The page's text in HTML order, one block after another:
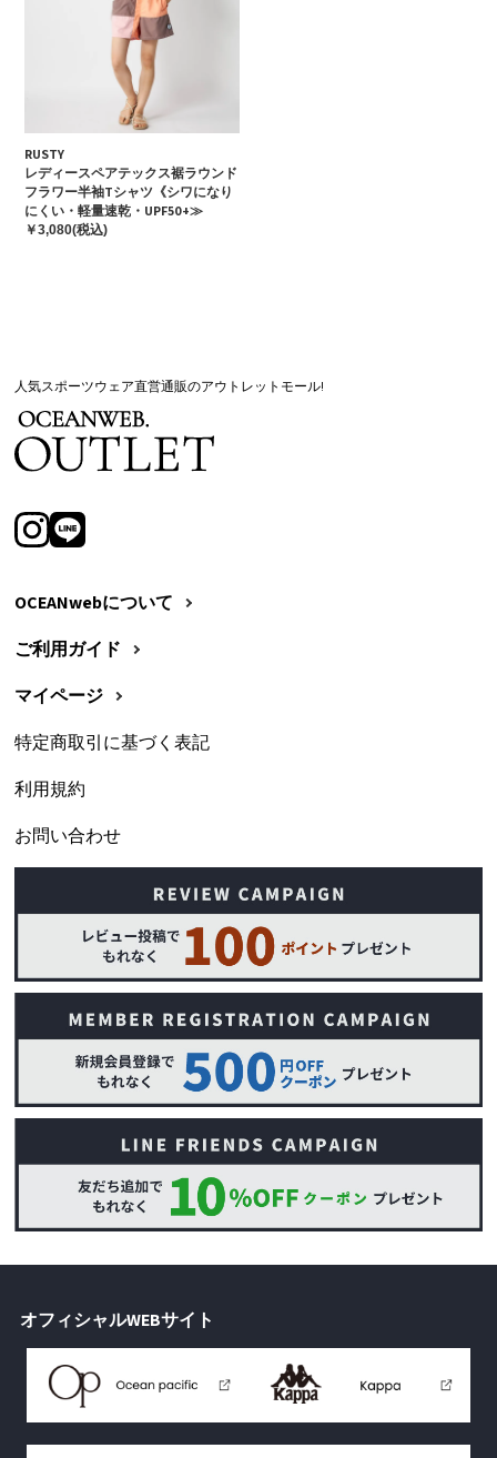
RUSTY
レディースペアテックス裾ラウンド
フラワー半袖Tシャツ《シワになり
にくい・軽量速乾・UPF50+≫
￥3,080(税込)
人気スポーツウェア直営通販のアウトレットモール!
OCEANwebについて
ご利用ガイド
マイページ
特定商取引に基づく表記
利用規約
お問い合わせ
オフィシャルWEBサイト